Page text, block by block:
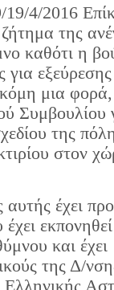
19/4/2016
της
καθότι η
για
μια
Συμβουλίου
της
στον
έχει
έχει
και έχει
της Δ/